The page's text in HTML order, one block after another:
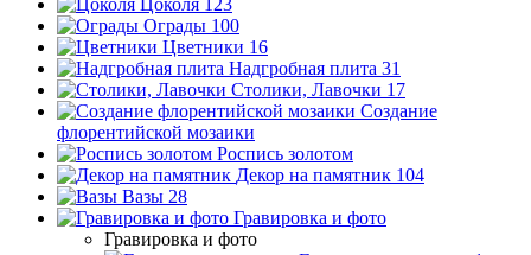
Цоколя 123
Ограды 100
Цветники 16
Надгробная плита 31
Столики, Лавочки 17
Создание
флорентийской мозаики
Роспись золотом
Декор на памятник 104
Вазы 28
Гравировка и фото
Гравировка и фото